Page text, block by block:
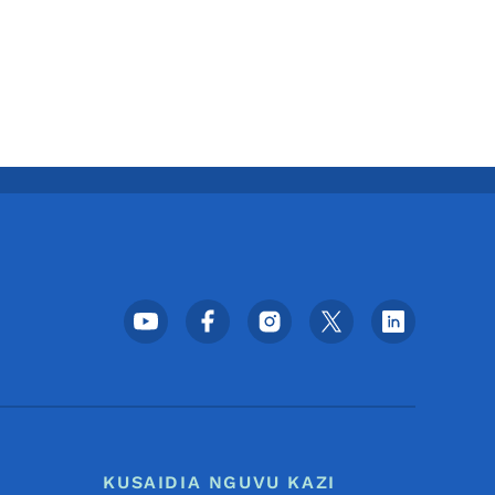
Menyu ya Mitandao ya
KUSAIDIA NGUVU KAZI